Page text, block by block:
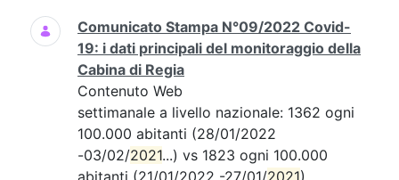
Comunicato Stampa N°09/2022 Covid-
19: i dati principali del monitoraggio della
Cabina di Regia
Contenuto Web
settimanale a livello nazionale: 1362 ogni
100.000 abitanti (28/01/2022
-03/02/2021...) vs 1823 ogni 100.000
abitanti (21/01/2022 -27/01/2021),...